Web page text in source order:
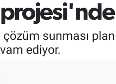
sunması
ediyor.